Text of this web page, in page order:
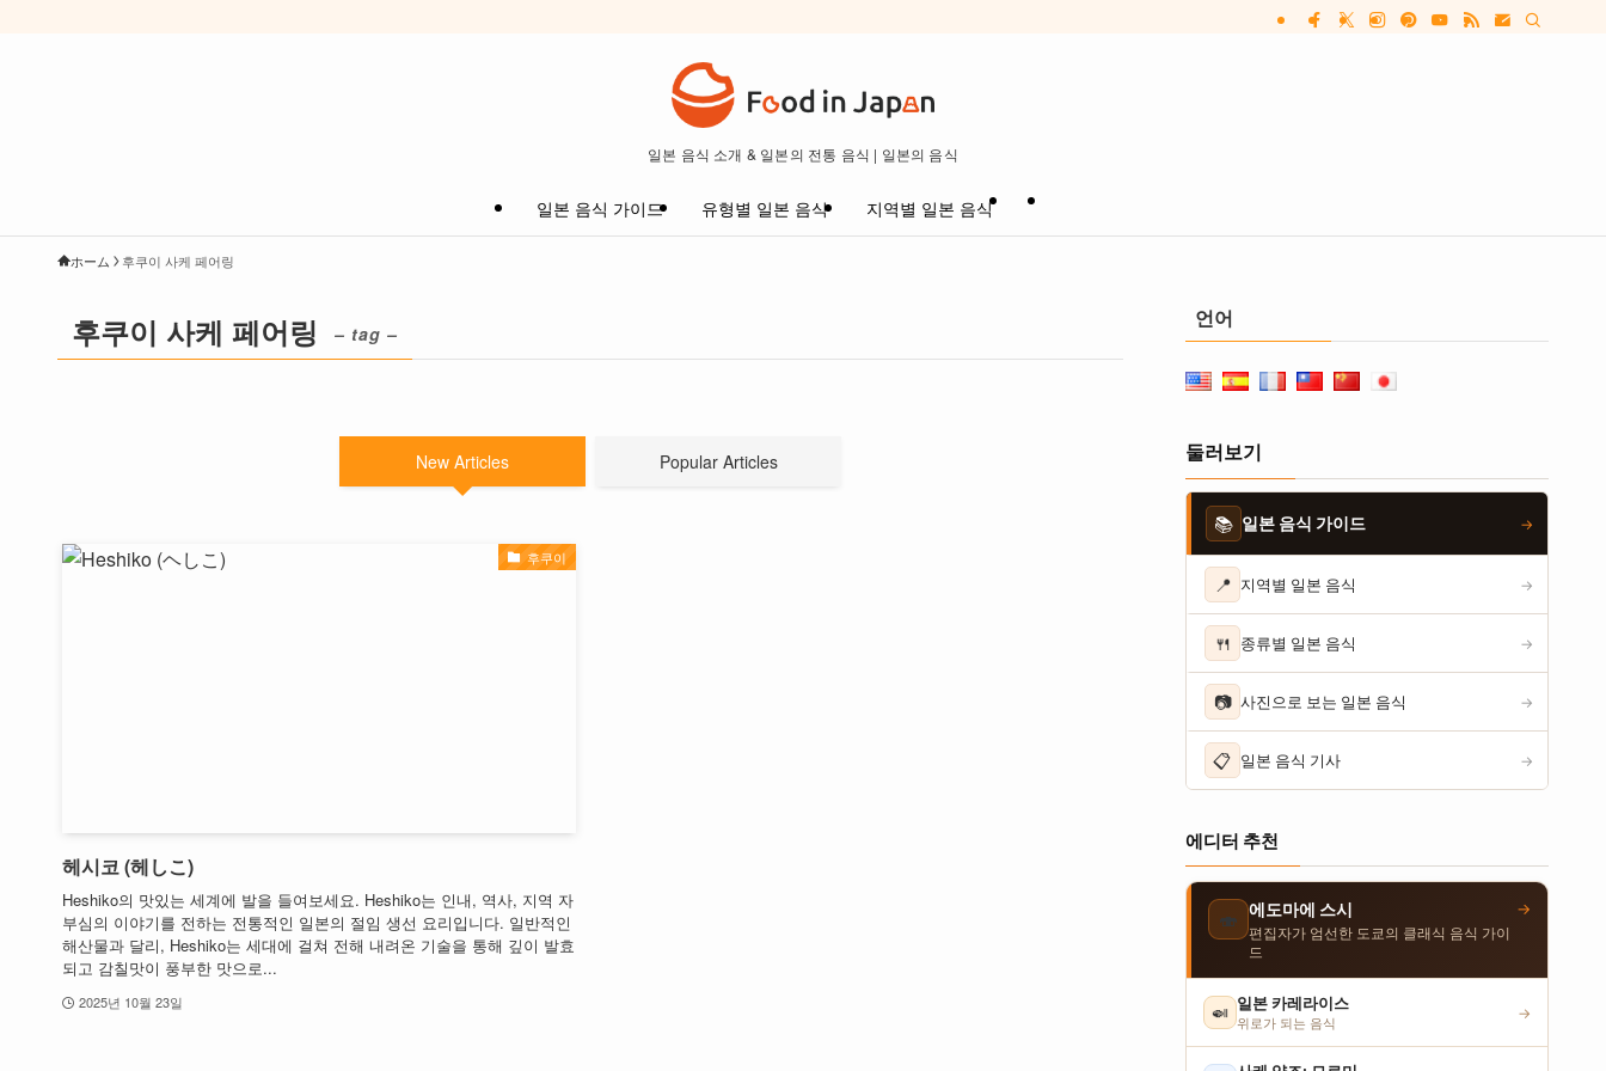
일본 음식 소개 & 일본의 전통 음식 | 일본의 음식
일본 음식 가이드 유형별 일본 음식 지역별 일본 음식
ホーム 후쿠이 사케 페어링
후쿠이 사케 페어링 – tag –
New Articles Popular Articles
후쿠이
헤시코 (헤しこ)
Heshiko의 맛있는 세계에 발을 들여보세요. Heshiko는 인내, 역사, 지역 자
부심의 이야기를 전하는 전통적인 일본의 절임 생선 요리입니다. 일반적인
해산물과 달리, Heshiko는 세대에 걸쳐 전해 내려온 기술을 통해 깊이 발효
되고 감칠맛이 풍부한 맛으로...
2025년 10월 23일
언어
둘러보기
📚 일본 음식 가이드 →
📍 지역별 일본 음식 →
🍴 종류별 일본 음식 →
📷 사진으로 보는 일본 음식 →
📋 일본 음식 기사 →
에디터 추천
🍣 에도마에 스시
편집자가 엄선한 도쿄의 클래식 음식 가이
드
→
🍛 일본 카레라이스
위로가 되는 음식
→